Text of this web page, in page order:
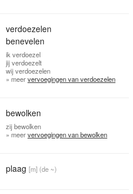
verdoezelen
benevelen
ik verdoezel
jijverdoezelt
wijverdoezelen
» meervervoegingen van verdoezelen
bewolken
zijbewolken
» meervervoegingen van bewolken
plaag [m] (de ~)